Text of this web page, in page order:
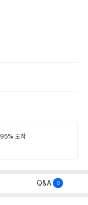
도착
Q&A 0